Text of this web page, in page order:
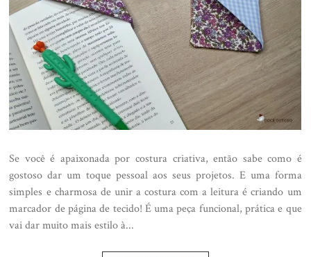
Se você é apaixonada por costura criativa, então sabe como é
gostoso dar um toque pessoal aos seus projetos. E uma forma
simples e charmosa de unir a costura com a leitura é criando um
marcador de página de tecido! É uma peça funcional, prática e que
vai dar muito mais estilo à...